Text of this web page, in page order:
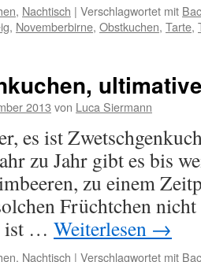
, Nachtisch | Verschlagwortet mit
, Novemberbirne, Obstkuchen, Tarte,
2013 von Luca Siermann
es ist
zu Jahr gibt es bis
zu einem
Früchtchen
ist … Weiterlesen →
, Nachtisch | Verschlagwortet mit